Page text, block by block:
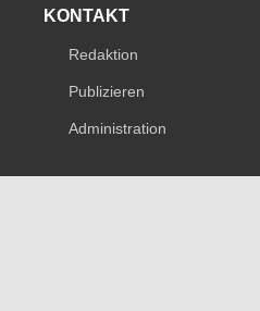
KONTAKT
Redaktion
Publizieren
Administration